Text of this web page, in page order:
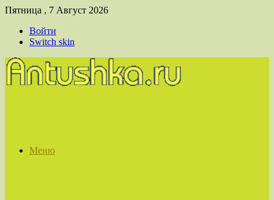
Пятница , 7 Август 2026
Войти
Switch skin
Меню